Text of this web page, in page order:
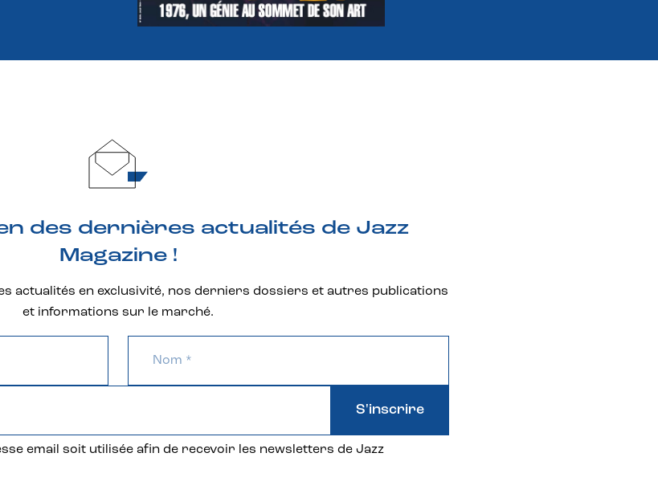
des dernières actualités de Jazz
Magazine !
actualités en exclusivité, nos derniers dossiers et autres publications
et informations sur le marché.
email soit utilisée afin de recevoir les newsletters de Jazz
S'inscrire